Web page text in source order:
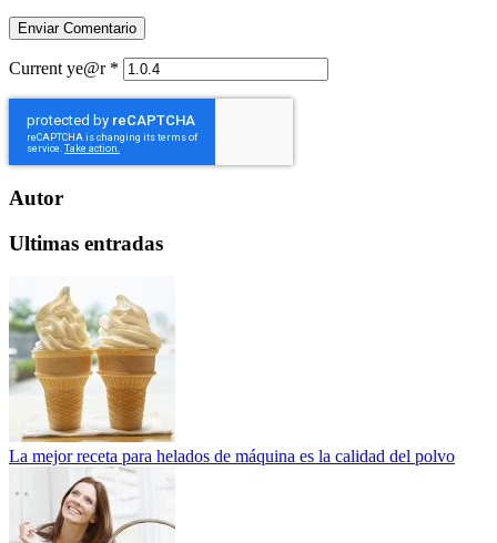
Current ye@r *
Autor
Ultimas entradas
La mejor receta para helados de máquina es la calidad del polvo